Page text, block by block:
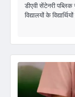
डीएवी सेंटेनरी
विद्यालयों के